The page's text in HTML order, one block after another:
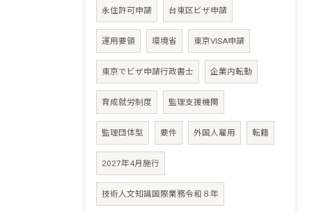
永住許可申請 台東区ビザ申請
運用要領 環境省 東京VISA申請
東京でビザ申請行政書士 企業内転勤
育成就労制度 監理支援機関
監理団体型 要件 外国人雇用 転籍
2027年4月施行
技術人文知識国際業務令和８年